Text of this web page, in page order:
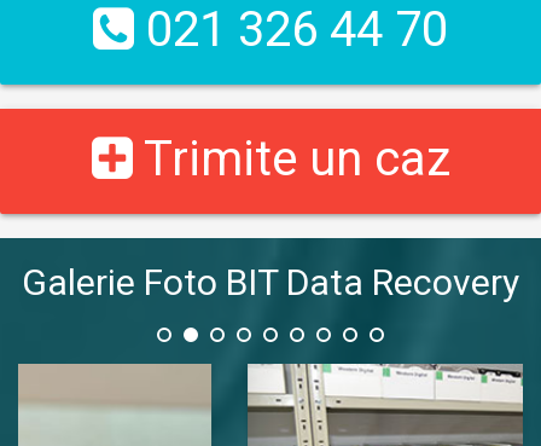
021 326 44 70
Trimite un caz
Galerie Foto BIT Data Recovery